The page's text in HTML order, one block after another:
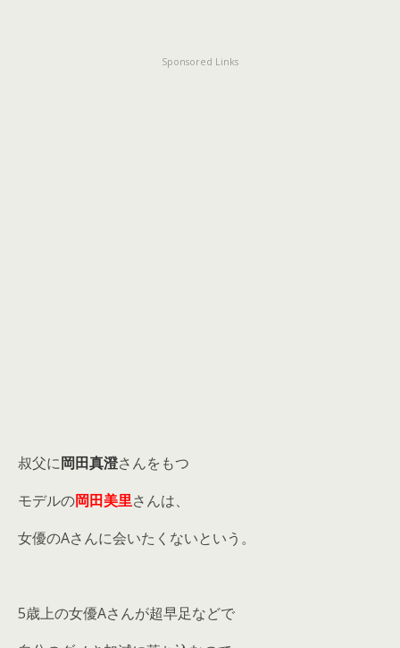
Sponsored Links
叔父に岡田真澄さんをもつ
モデルの岡田美里さんは、
女優のAさんに会いたくないという。
5歳上の女優Aさんが超早足などで